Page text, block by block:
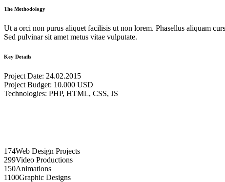
The Methodology
Ut a orci non purus aliquet facilisis ut non lorem. Phasellus aliquam
Sed pulvinar sit amet metus vitae vulputate.
Key Details
Project Date: 24.02.2015
Project Budget: 10.000 USD
Technologies: PHP, HTML, CSS, JS
174Web Design Projects
299Video Productions
150Animations
1100Graphic Designs